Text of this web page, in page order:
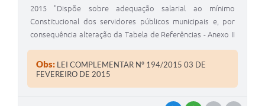
2015 "Dispõe sobre adequação salarial ao mínimo
Constitucional dos servidores públicos municipais e, por
consequência alteração da Tabela de Referências - Anexo II
Lei Complementar nº82/10 e anexos e suas alterações
posteriores". EDIVALDO NERES DE ME IRA, Prefeito
Municipal e Coronel Macedo , Estado de São Paulo , no uso
Obs: LEI COMPLEMENTAR Nº 194/2015 03 DE
FEVEREIRO DE 2015